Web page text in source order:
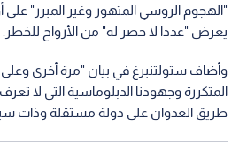
"الهجوم الروسي المتهور وغير المبرر" على
يعرض "عددا لا حصر له" من الأرواح للخطر.
وأضاف ستولتنبرغ في بيان "مرة أخرى وعلى
المتكررة وجهودنا الدبلوماسية التي لا
طريق العدوان على دولة مستقلة وذات